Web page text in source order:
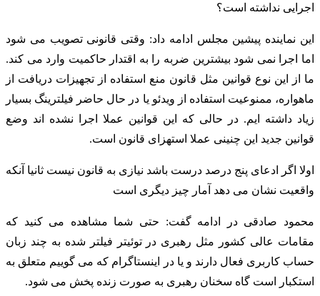
اجرایی نداشته است؟
این نماینده پیشین مجلس ادامه داد: وقتی قانونی تصویب می شود
اما اجرا نمی شود بیشترین ضربه را به اقتدار حاکمیت وارد می کند.
ما از این نوع قوانین مثل قانون منع استفاده از تجهیزات دریافت از
ماهواره، ممنوعیت استفاده از ویدئو یا در حال حاضر فیلترینگ بسیار
زیاد داشته ایم. در حالی که این قوانین عملا اجرا نشده اند وضع
قوانین جدید این چنینی عملا استهزای قانون است.
اولا اگر ادعای پنج درصد درست باشد نیازی به قانون نیست ثانیا آنکه
واقعیت نشان می دهد آمار چیز دیگری است
محمود صادقی در ادامه گفت: حتی شما مشاهده می کنید که
مقامات عالی کشور مثل رهبری در توئیتر فیلتر شده به چند زبان
حساب کاربری فعال دارند و یا در اینستاگرام که می گوییم متعلق به
استکبار است گاه سخنان رهبری به صورت زنده پخش می شود.